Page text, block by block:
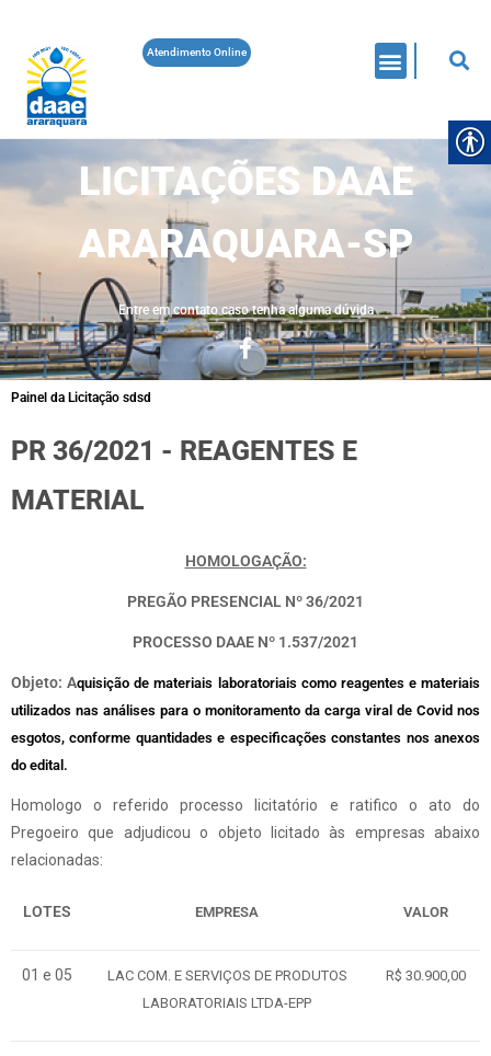
Atendimento Online
LICITAÇÕES DAAE
ARARAQUARA-SP
Entre em contato caso tenha alguma dúvida
Painel da Licitação sdsd
PR 36/2021 - REAGENTES E
MATERIAL
HOMOLOGAÇÃO:
PREGÃO PRESENCIAL Nº 36/2021
PROCESSO DAAE Nº 1.537/2021
Objeto: Aquisição de materiais laboratoriais como reagentes e materiais
utilizados nas análises para o monitoramento da carga viral de Covid nos
esgotos, conforme quantidades e especificações constantes nos anexos
do edital.
Homologo o referido processo licitatório e ratifico o ato do
Pregoeiro que adjudicou o objeto licitado às empresas abaixo
relacionadas:
LOTES EMPRESA VALOR
01 e 05
LAC COM. E SERVIÇOS DE PRODUTOS
LABORATORIAIS LTDA-EPP
R$ 30.900,00